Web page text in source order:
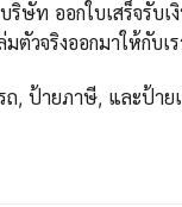
ท ออกใบเสร็จรับเ
วจริงออกมาให้กับเ
ป้ายภาษี, และป้าย